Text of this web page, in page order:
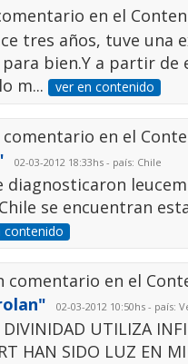
en el
tres años, tuve una
bien.Y a partir de
m... ver en contenido
comentario en el
02-03-2012 18:33hs - país: Chile
diagnosticaron
se encuentran
contenido
comentario en el
02-03-2012 10:50hs - país:
UTILIZA
HAN SIDO LUZ EN